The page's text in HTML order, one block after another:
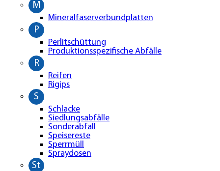
M
Mineralfaserverbundplatten
P
Perlitschüttung
Produktionsspezifische Abfälle
R
Reifen
Rigips
S
Schlacke
Siedlungsabfälle
Sonderabfall
Speisereste
Sperrmüll
Spraydosen
St